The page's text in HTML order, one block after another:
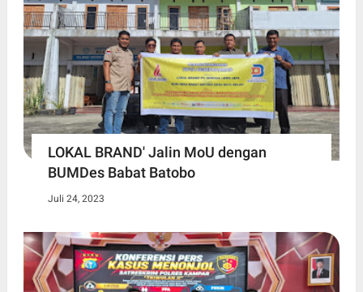
LOKAL BRAND' Jalin MoU dengan
BUMDes Babat Batobo
Juli 24, 2023